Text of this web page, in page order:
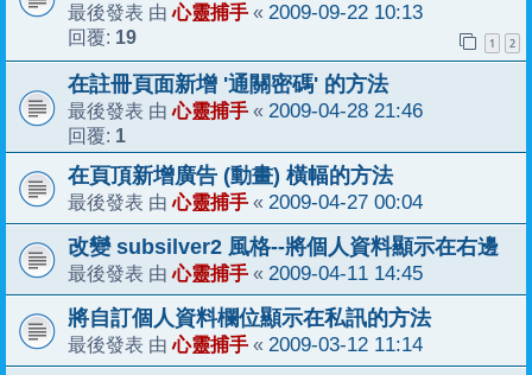
最後發表 由心靈捕手 « 2009-09-22 10:13
回覆: 19 1 2
在註冊頁面新增 '通關密碼' 的方法
最後發表 由心靈捕手 « 2009-04-28 21:46
回覆: 1
在頁頂新增廣告 (動畫) 橫幅的方法
最後發表 由心靈捕手 « 2009-04-27 00:04
改變 subsilver2 風格--將個人資料顯示在右邊
最後發表 由心靈捕手 « 2009-04-11 14:45
將自訂個人資料欄位顯示在私訊的方法
最後發表 由心靈捕手 « 2009-03-12 11:14